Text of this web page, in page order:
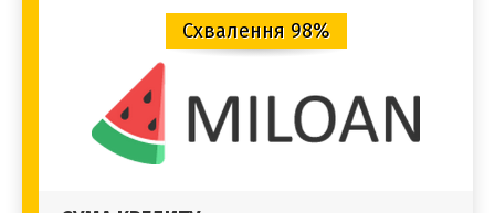
Схвалення 98%